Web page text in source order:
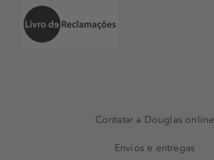
Contatar a Douglas online
Envios e entregas